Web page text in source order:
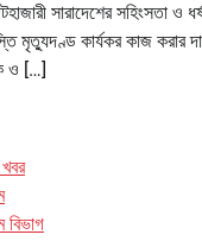
সারাদেশের সহিংসতা ও
মৃত্যুদণ্ড কার্যকর কাজ করার
ও […]
বিভাগ